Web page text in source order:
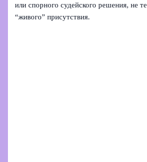
или спорного судейского решения, не
“живого” присутствия.